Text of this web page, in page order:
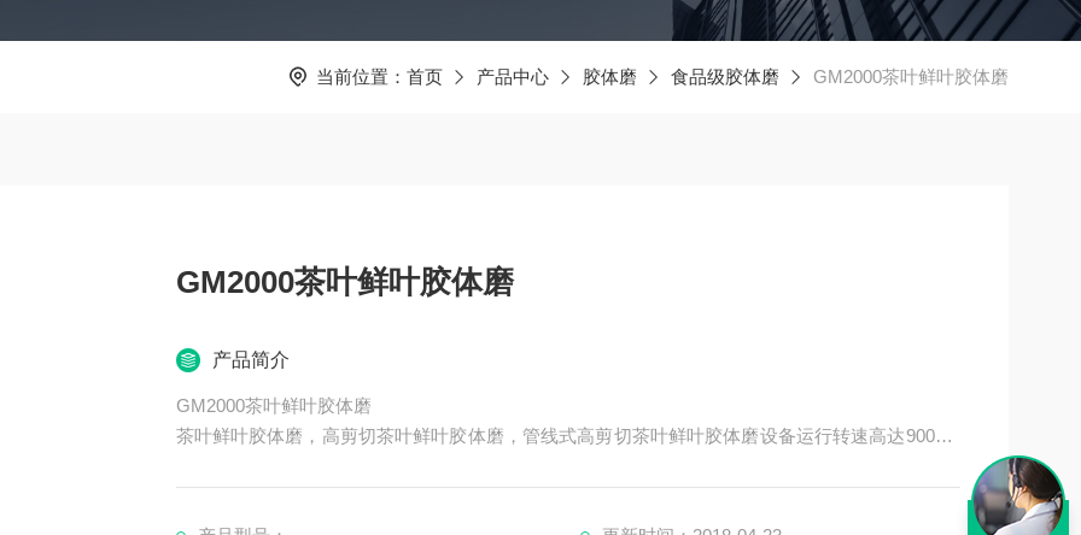
当前位置： 首页 产品中心 胶体磨 食品级胶体磨 GM2000茶叶鲜叶胶体磨
GM2000茶叶鲜叶胶体磨
产品简介
GM2000茶叶鲜叶胶体磨
茶叶鲜叶胶体磨，高剪切茶叶鲜叶胶体磨，管线式高剪切茶叶鲜叶胶体磨设备运行转速高达9000rp